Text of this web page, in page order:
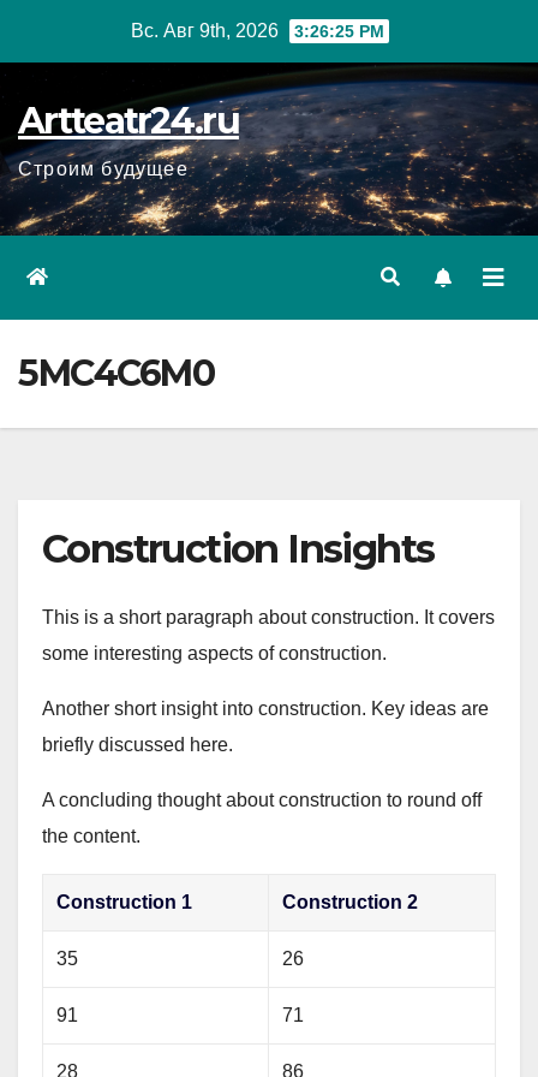
Вс. Авг 9th, 2026 3:26:27 PM
Artteatr24.ru
Строим будущее
5MC4C6M0
Construction Insights
This is a short paragraph about construction. It covers
some interesting aspects of construction.
Another short insight into construction. Key ideas are
briefly discussed here.
A concluding thought about construction to round off
the content.
Construction 1 Construction 2
35 26
91 71
28 86